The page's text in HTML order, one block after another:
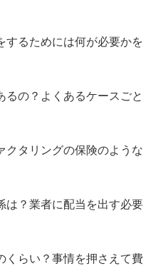
するためには何が必要かを
るの？よくあるケースごと
クタリングの保険のような
は？業者に配当を出す必要
くらい？事情を押さえて費